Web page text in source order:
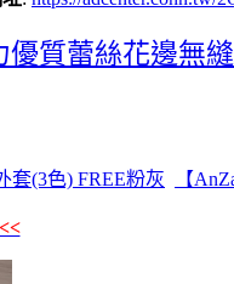
質蕾絲花邊
套(3色) FREE粉灰 【